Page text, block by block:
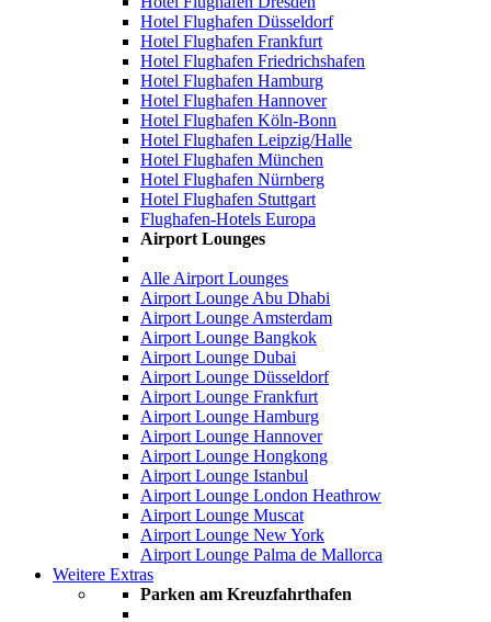
Hotel Flughafen Düsseldorf
Hotel Flughafen Frankfurt
Hotel Flughafen Friedrichshafen
Hotel Flughafen Hamburg
Hotel Flughafen Hannover
Hotel Flughafen Köln-Bonn
Hotel Flughafen Leipzig/Halle
Hotel Flughafen München
Hotel Flughafen Nürnberg
Hotel Flughafen Stuttgart
Flughafen-Hotels Europa
Airport Lounges
Alle Airport Lounges
Airport Lounge Abu Dhabi
Airport Lounge Amsterdam
Airport Lounge Bangkok
Airport Lounge Dubai
Airport Lounge Düsseldorf
Airport Lounge Frankfurt
Airport Lounge Hamburg
Airport Lounge Hannover
Airport Lounge Hongkong
Airport Lounge Istanbul
Airport Lounge London Heathrow
Airport Lounge Muscat
Airport Lounge New York
Airport Lounge Palma de Mallorca
Weitere Extras
Parken am Kreuzfahrthafen